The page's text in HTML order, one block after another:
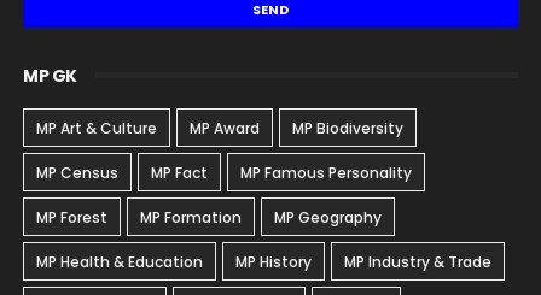
MP GK
MP Art & Culture MP Award MP Biodiversity
MP Census MP Fact MP Famous Personality
MP Forest MP Formation MP Geography
MP Health & Education MP History MP Industry & Trade